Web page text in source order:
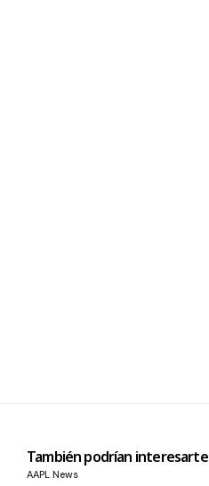
También podrían interesarte
AAPL News